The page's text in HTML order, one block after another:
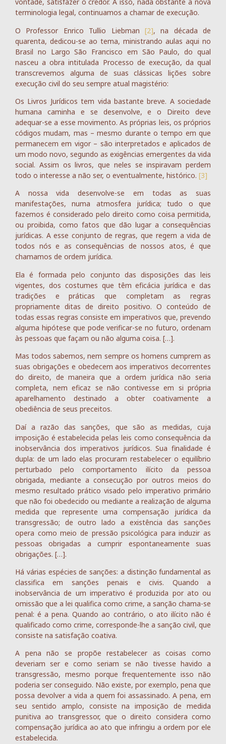
terminologia legal, continuamos a chamar de execução.
O Professor Enrico Tullio Liebman [2], na década de
quarenta, dedicou-se ao tema, ministrando aulas aqui no
Brasil no Largo São Francisco em São Paulo, do qual
nasceu a obra intitulada Processo de execução, da qual
transcrevemos alguma de suas clássicas lições sobre
execução civil do seu sempre atual magistério:
Os Livros Jurídicos tem vida bastante breve. A sociedade
humana caminha e se desenvolve, e o Direito deve
adequar-se a esse movimento. As próprias leis, os próprios
códigos mudam, mas – mesmo durante o tempo em que
permanecem em vigor – são interpretados e aplicados de
um modo novo, segundo as exigências emergentes da vida
social. Assim os livros, que neles se inspiravam perdem
todo o interesse a não ser, o eventualmente, histórico. [3]
A nossa vida desenvolve-se em todas as suas
manifestações, numa atmosfera jurídica; tudo o que
fazemos é considerado pelo direito como coisa permitida,
ou proibida, como fatos que dão lugar a consequências
jurídicas. A esse conjunto de regras, que regem a vida de
todos nós e as consequên­cias de nossos atos, é que
chamamos de ordem jurídica.
Ela é formada pelo conjunto das disposições das leis
vigentes, dos costumes que têm eficácia jurídica e das
tradições e práticas que completam as regras
propriamente ditas de direito positivo. O conteúdo de
todas essas regras consiste em imperativos que, prevendo
alguma hipótese que pode verificar-se no futuro, ordenam
às pessoas que façam ou não alguma coisa. […].
Mas todos sabemos, nem sempre os homens cumprem as
suas obrigações e obedecem aos imperativos decorrentes
do direito, de maneira que a ordem jurídica não seria
completa, nem eficaz se não contivesse em si própria
aparelhamento destinado a obter coativamente a
obediência de seus preceitos.
Daí a razão das sanções, que são as medidas, cuja
imposição é estabelecida pelas leis como consequência da
inobservância dos imperativos jurídicos. Sua finalidade é
dupla: de um lado elas procuram restabelecer o equilíbrio
perturbado pelo comportamento ilícito da pessoa
obrigada, mediante a consecução por outros meios do
mesmo resultado prático visado pelo imperativo primário
que não foi obedecido ou mediante a realização de alguma
medida que represente uma compensação jurídica da
transgressão; de outro lado a existência das sanções
opera como meio de pressão psicológica para induzir as
pessoas obrigadas a cumprir espontaneamente suas
obrigações. […].
Há várias espécies de sanções: a distinção fundamental as
classifica em sanções penais e civis. Quando a
inobservância de um imperativo é produzida por ato ou
omissão que a lei qualifica como crime, a sanção chama-se
penal: é a pena. Quando ao contrário, o ato ilícito não é
qualificado como crime, corresponde-lhe a sanção civil, que
consiste na satisfação coativa.
A pena não se propõe restabelecer as coisas como
deveriam ser e como seriam se não tivesse havido a
transgressão, mesmo porque frequentemente isso não
poderia ser conseguido. Não existe, por exemplo, pena que
possa devolver a vida a quem foi assassinado. A pena, em
seu sentido amplo, consiste na imposição de medida
punitiva ao transgressor, que o direito considera como
compensação jurídica ao ato que infringiu a ordem por ele
estabelecida.